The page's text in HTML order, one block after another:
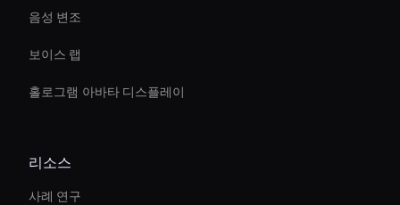
음성 변조
보이스 랩
홀로그램 아바타 디스플레이
리소스
사례 연구